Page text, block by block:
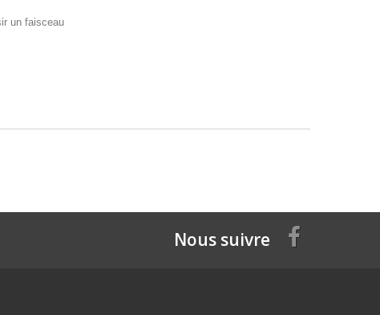
un faisceau
Nous suivre